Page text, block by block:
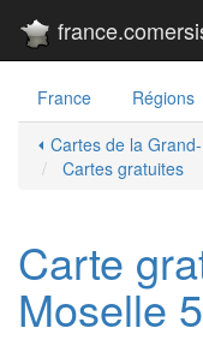
France Régions
⏴ Cartes de la
Cartes gratuites
Carte
Moselle